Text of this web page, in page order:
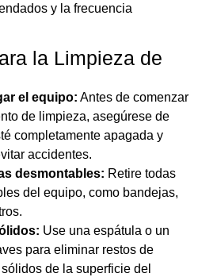
y la frecuencia
la Limpieza de
el equipo: Antes de comenzar
de limpieza, asegúrese de
completamente apagada y
accidentes.
desmontables: Retire todas
del equipo, como bandejas,
Use una espátula o un
para eliminar restos de
de la superficie del